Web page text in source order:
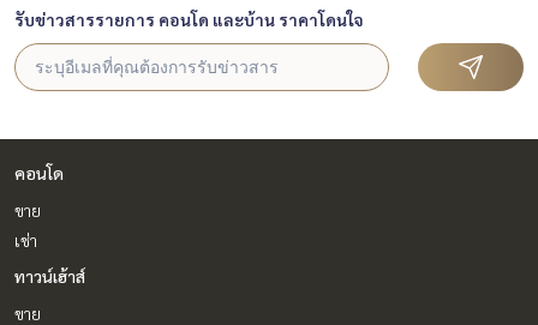
รับข่าวสารรายการ คอนโด และบ้าน ราคาโดนใจ
คอนโด
ขาย
เช่า
ทาวน์เฮ้าส์
ขาย